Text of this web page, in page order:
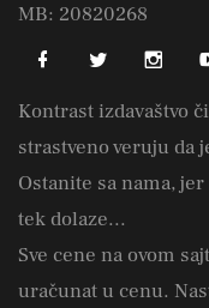
MB: 20820268
Kontrast izdavaštvo
strastveno veruju da
Ostanite sa nama,
tek dolaze...
Sve cene na ovom
uračunat u cenu.